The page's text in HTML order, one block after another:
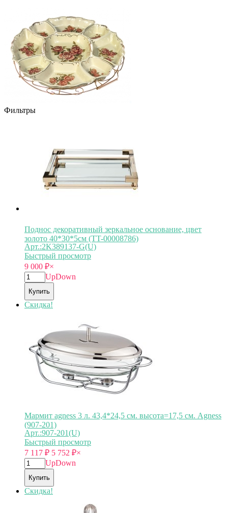
Фильтры
Поднос декоративный зеркальное основание, цвет
золото 40*30*5см (TT-00008786)
Арт.:2K389137-G(U)
Быстрый просмотр
9 000 ₽×
UpDown
Купить
Скидка!
Мармит agness 3 л. 43,4*24,5 см. высота=17,5 см. Agness
(907-201)
Арт.:907-201(U)
Быстрый просмотр
7 117 ₽ 5 752 ₽×
UpDown
Купить
Скидка!